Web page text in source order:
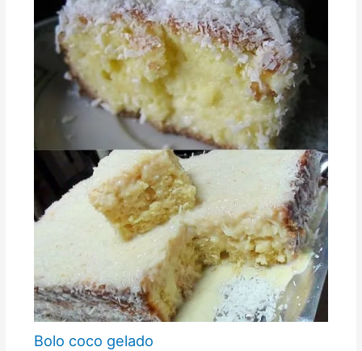
Bolo coco gelado